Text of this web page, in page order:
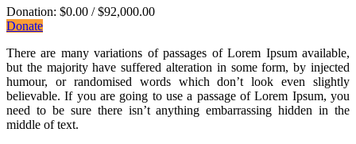
Donation: $0.00 /$92,000.00
Donate
There are many variations of passages of Lorem Ipsum available,
but the majority have suffered alteration in some form, by injected
humour, or randomised words which don’t look even slightly
believable. If you are going to use a passage of Lorem Ipsum, you
need to be sure there isn’t anything embarrassing hidden in the
middle of text.